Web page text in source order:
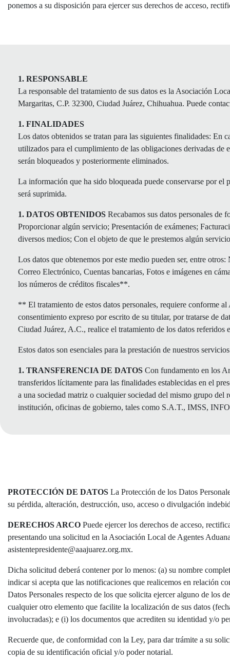
ponemos a su disposición para ejercer sus derechos de acceso,
1. RESPONSABLE
La responsable del tratamiento de sus datos es la Asociación
Margaritas, C.P. 32300, Ciudad Juárez, Chihuahua. Puede
1. FINALIDADES
Los datos obtenidos se tratan para las siguientes finalidades: En
utilizados para el cumplimiento de las obligaciones derivadas de
serán bloqueados y posteriormente eliminados.
La información que ha sido bloqueada puede conservarse por el
será suprimida.
1. DATOS OBTENIDOS Recabamos sus datos personales
Proporcionar algún servicio; Presentación de exámenes;
diversos medios; Con el objeto de que le prestemos algún
Los datos que obtenemos por este medio pueden ser, entre
Correo Electrónico, Cuentas bancarias, Fotos e imágenes en
los números de créditos fiscales**.
** El tratamiento de estos datos personales, requiere conforme
consentimiento expreso por escrito de su titular, por tratarse de
Ciudad Juárez, A.C., realice el tratamiento de los datos
Estos datos son esenciales para la prestación de nuestros
1. TRANSFERENCIA DE DATOS Con fundamento en los
transferidos lícitamente para las finalidades establecidas en el
a una sociedad matriz o cualquier sociedad del mismo grupo del
institución, oficinas de gobierno, tales como S.A.T., IMSS,
PROTECCIÓN DE DATOS La Protección de los Datos
su pérdida, alteración, destrucción, uso, acceso o divulgación
DERECHOS ARCO Puede ejercer los derechos de acceso,
presentando una solicitud en la Asociación Local de Agentes
asistentepresidente@aaajuarez.org.mx.
Dicha solicitud deberá contener por lo menos: (a) su nombre
indicar si acepta que las notificaciones que realicemos en relación
Datos Personales respecto de los que solicita ejercer alguno de los
cualquier otro elemento que facilite la localización de sus datos
involucradas); e (i) los documentos que acrediten su identidad y/o
Recuerde que, de conformidad con la Ley, para dar trámite a su
copia de su identificación oficial y/o poder notarial.